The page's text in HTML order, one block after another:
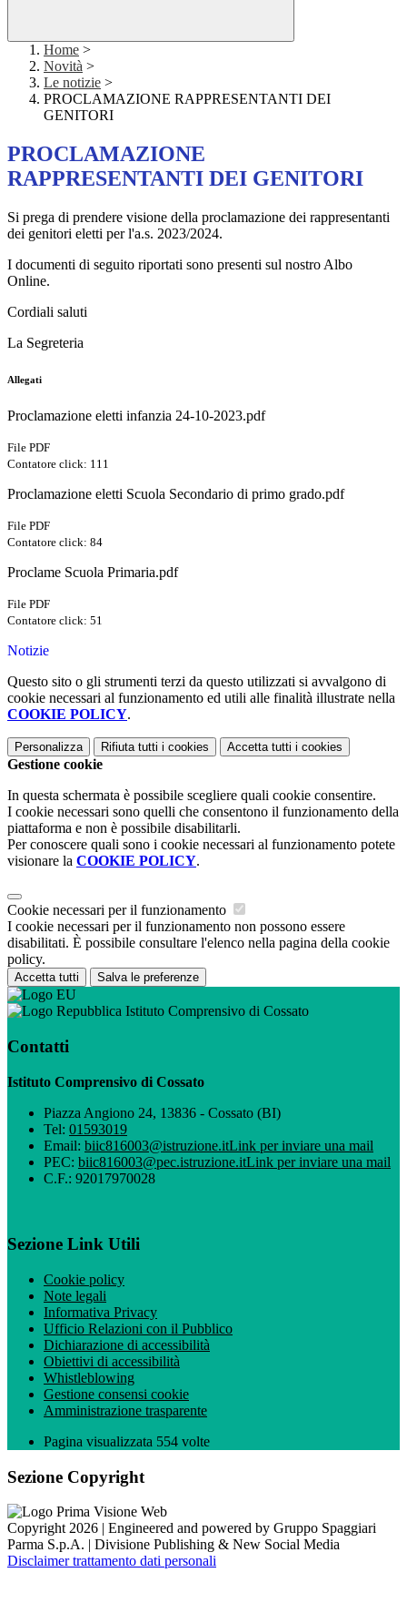
Home >
Novità >
Le notizie >
PROCLAMAZIONE RAPPRESENTANTI DEI
GENITORI
PROCLAMAZIONE
RAPPRESENTANTI DEI GENITORI
Si prega di prendere visione della proclamazione dei rappresentanti
dei genitori eletti per l'a.s. 2023/2024.
I documenti di seguito riportati sono presenti sul nostro Albo
Online.
Cordiali saluti
La Segreteria
Allegati
Proclamazione eletti infanzia 24-10-2023.pdf
File PDF
Contatore click: 111
Proclamazione eletti Scuola Secondario di primo grado.pdf
File PDF
Contatore click: 84
Proclame Scuola Primaria.pdf
File PDF
Contatore click: 51
Notizie
Questo sito o gli strumenti terzi da questo utilizzati si avvalgono di
cookie necessari al funzionamento ed utili alle finalità illustrate nella
COOKIE POLICY.
Personalizza Rifiuta tutti i cookies Accetta tutti i cookies
Gestione cookie
In questa schermata è possibile scegliere quali cookie consentire.
I cookie necessari sono quelli che consentono il funzionamento della
piattaforma e non è possibile disabilitarli.
Per conoscere quali sono i cookie necessari al funzionamento potete
visionare la COOKIE POLICY.
Cookie necessari per il funzionamento
I cookie necessari per il funzionamento non possono essere
disabilitati. È possibile consultare l'elenco nella pagina della cookie
policy.
Accetta tutti Salva le preferenze
Istituto Comprensivo di Cossato
Contatti
Istituto Comprensivo di Cossato
Piazza Angiono 24, 13836 - Cossato (BI)
Tel: 01593019
Email: biic816003@istruzione.itLink per inviare una mail
PEC: biic816003@pec.istruzione.itLink per inviare una mail
C.F.: 92017970028
Sezione Link Utili
Cookie policy
Note legali
Informativa Privacy
Ufficio Relazioni con il Pubblico
Dichiarazione di accessibilità
Obiettivi di accessibilità
Whistleblowing
Gestione consensi cookie
Amministrazione trasparente
Pagina visualizzata 554 volte
Sezione Copyright
Copyright 2026 | Engineered and powered by Gruppo Spaggiari
Parma S.p.A. | Divisione Publishing & New Social Media
Disclaimer trattamento dati personali